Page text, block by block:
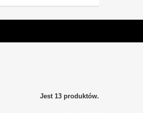
Jest 13 produktów.